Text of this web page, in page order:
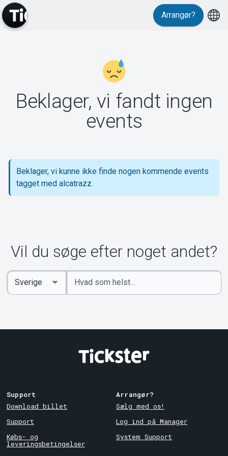
Support
Om Tickster
Arrangør?
Beklager, vi fandt ingen
events
Beklager, vi kunne ikke finde nogen kommende events
tagget med alcatrazz.
Vil du søge efter noget andet?
Indtast
søgeord
Select
Country
Support
Download billet
Support
Købs- og
leveringsbetingelser
Arrangør?
Sælg med os!
Log ind på Manager
System Support